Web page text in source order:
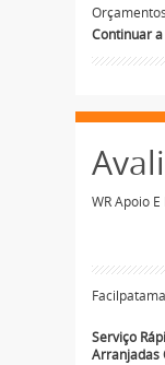
Continuar
WR Apoio
Serviço
Arranjadas